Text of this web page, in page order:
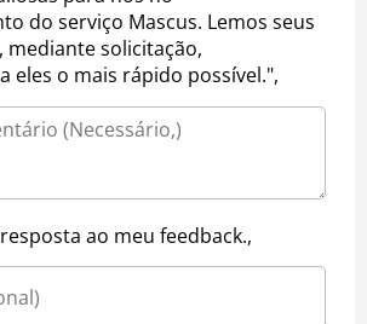
do serviço Mascus. Lemos seus
mediante solicitação,
eles o mais rápido possível.",
ao meu feedback.,